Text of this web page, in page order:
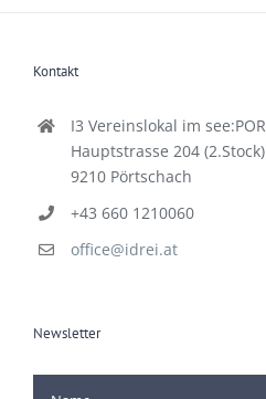
I3 Vereinslokal im see:PORT
9210 Pörtschach
+43 660 1210060